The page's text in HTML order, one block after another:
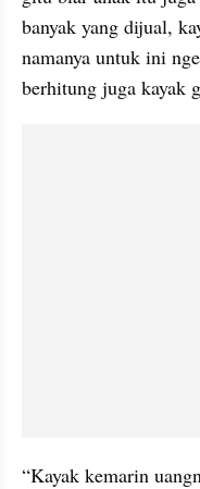
banyak yang dijual,
namanya untuk ini
berhitung juga kayak
“Kayak kemarin